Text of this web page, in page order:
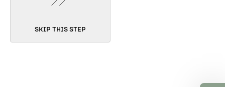
SKIP THIS STEP